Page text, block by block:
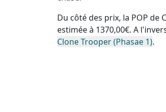
Du côté des prix, la POP de
estimée à 1370,00€. A
Clone Trooper (Phasae 1).